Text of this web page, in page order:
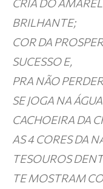
CRIA DO
BRILHANTE;
COR DA
SUCESSO E,
PRA NÃO
SE JOGA NA
CACHOEIRA DA
AS 4 CORES DA
TESOUROS
TE MOSTRAM